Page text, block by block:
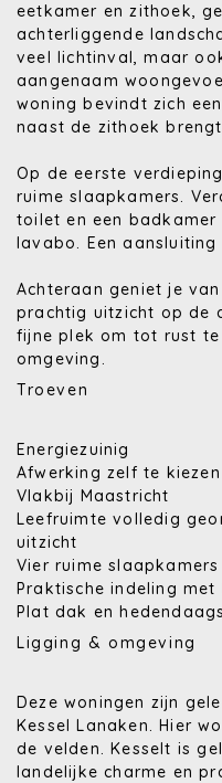
eetkamer en zithoek,
achterliggende
veel lichtinval, maar
aangenaam
woning bevindt zich
naast de zithoek
Op de eerste
ruime slaapkamers.
toilet en een
lavabo. Een
Achteraan geniet je
prachtig uitzicht op de
fijne plek om tot rust
omgeving.
Troeven
Energiezuinig
Afwerking zelf te kiezen
Vlakbij Maastricht
Leefruimte volledig
uitzicht
Vier ruime slaapkamers
Praktische indeling
Plat dak en
Ligging & omgeving
Deze woningen zijn
Kessel Lanaken. Hier
de velden. Kesselt is
landelijke charme en